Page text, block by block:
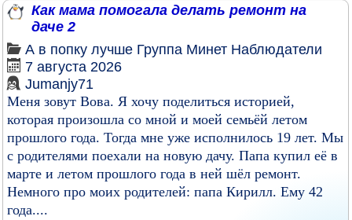
Как мама помогала делать ремонт на
даче 2
А в попку лучше Группа Минет Наблюдатели
7 августа 2026
Jumanjy71
Меня зовут Вова. Я хочу поделиться историей,
которая произошла со мной и моей семьёй летом
прошлого года. Тогда мне уже исполнилось 19 лет. Мы
с родителями поехали на новую дачу. Папа купил её в
марте и летом прошлого года в ней шёл ремонт.
Немного про моих родителей: папа Кирилл. Ему 42
года....